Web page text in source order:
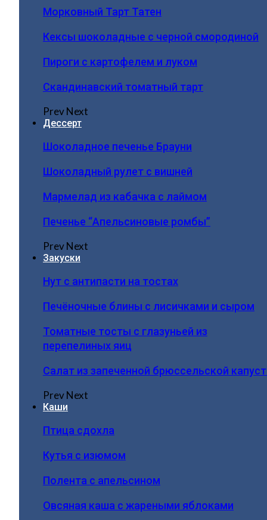
Морковный Тарт Татен
Кексы шоколадные с черной смородиной
Пироги c картофелем и луком
Скандинавский томатный тарт
PrevNext
Дессерт
Шоколадное печенье Брауни
Шоколадный рулет с вишней
Мармелад из кабачка с лаймом
Печенье “Апельсиновые ромбы”
PrevNext
Закуски
Нут с антипасти на тостах
Печёночные блины с лисичками и сыром
Томатные тосты с глазуньей из
перепелиных яиц
Салат из запеченной брюссельской
PrevNext
Каши
Птица сдохла
Кутья с изюмом
Полента с апельсином
Овсяная каша с жареными яблоками